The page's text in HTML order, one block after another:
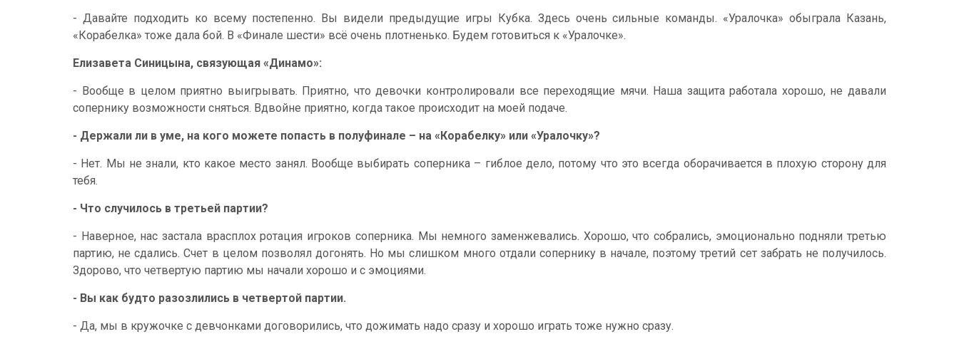
- Давайте подходить ко всему постепенно. Вы видели предыдущие игры Кубка. Здесь очень сильные команды. «Уралочка» обыграла Казань,
«Корабелка» тоже дала бой. В «Финале шести» всё очень плотненько. Будем готовиться к «Уралочке».
Елизавета Синицына, связующая «Динамо»:
- Вообще в целом приятно выигрывать. Приятно, что девочки контролировали все переходящие мячи. Наша защита работала хорошо, не давали
сопернику возможности сняться. Вдвойне приятно, когда такое происходит на моей подаче.
- Держали ли в уме, на кого можете попасть в полуфинале – на «Корабелку» или «Уралочку»?
- Нет. Мы не знали, кто какое место занял. Вообще выбирать соперника – гиблое дело, потому что это всегда оборачивается в плохую сторону для
тебя.
- Что случилось в третьей партии?
- Наверное, нас застала врасплох ротация игроков соперника. Мы немного заменжевались. Хорошо, что собрались, эмоционально подняли третью
партию, не сдались. Счет в целом позволял догонять. Но мы слишком много отдали сопернику в начале, поэтому третий сет забрать не получилось.
Здорово, что четвертую партию мы начали хорошо и с эмоциями.
- Вы как будто разозлились в четвертой партии.
- Да, мы в кружочке с девчонками договорились, что дожимать надо сразу и хорошо играть тоже нужно сразу.